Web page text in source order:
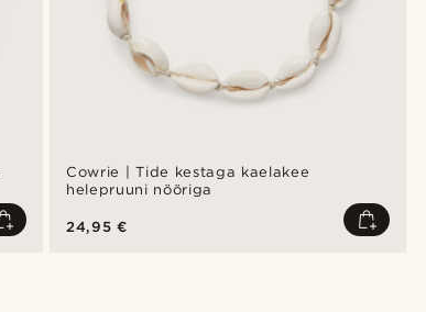
Cowrie | Tide kestaga kaelakee
helepruuni nööriga
24,95 €